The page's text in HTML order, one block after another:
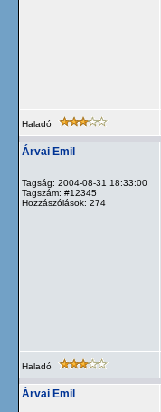
Haladó
Árvai Emil
Tagság: 2004-08-31 18:33:00
Tagszám: #12345
Hozzászólások: 274
Haladó
Árvai Emil